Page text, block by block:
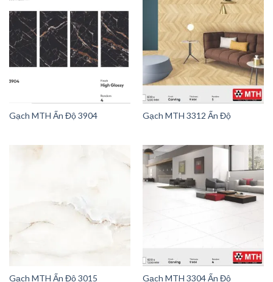
Gạch MTH Ấn Độ 3904 Gạch MTH 3312 Ấn Độ
Gạch MTH Ấn Độ 3015 Gạch MTH 3304 Ấn Độ